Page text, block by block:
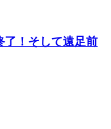
了！そして遠足前